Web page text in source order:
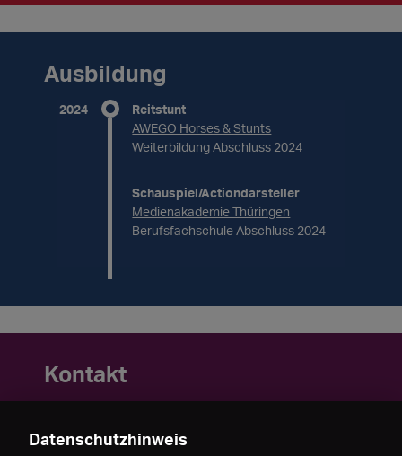
Ausbildung
2024
Reitstunt
AWEGO Horses & Stunts
Weiterbildung Abschluss 2024
Schauspiel/Actiondarsteller
Medienakademie Thüringen
Berufsfachschule Abschluss 2024
Kontakt
Datenschutzhinweis